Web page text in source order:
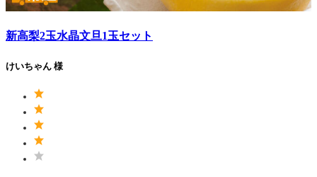
新高梨2玉水晶文旦1玉セット
けいちゃん 様